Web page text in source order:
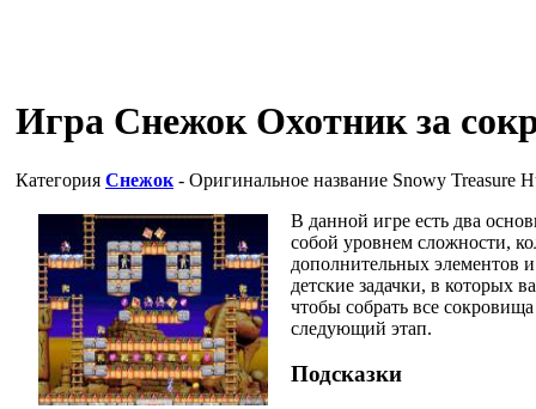
Игра Снежок Охотник за
Категория Снежок - Оригинальное название Snowy Treasure
В данной игре есть два
собой уровнем сложности,
дополнительных элементов
детские задачки, в которых
чтобы собрать все
следующий этап.
Подсказки